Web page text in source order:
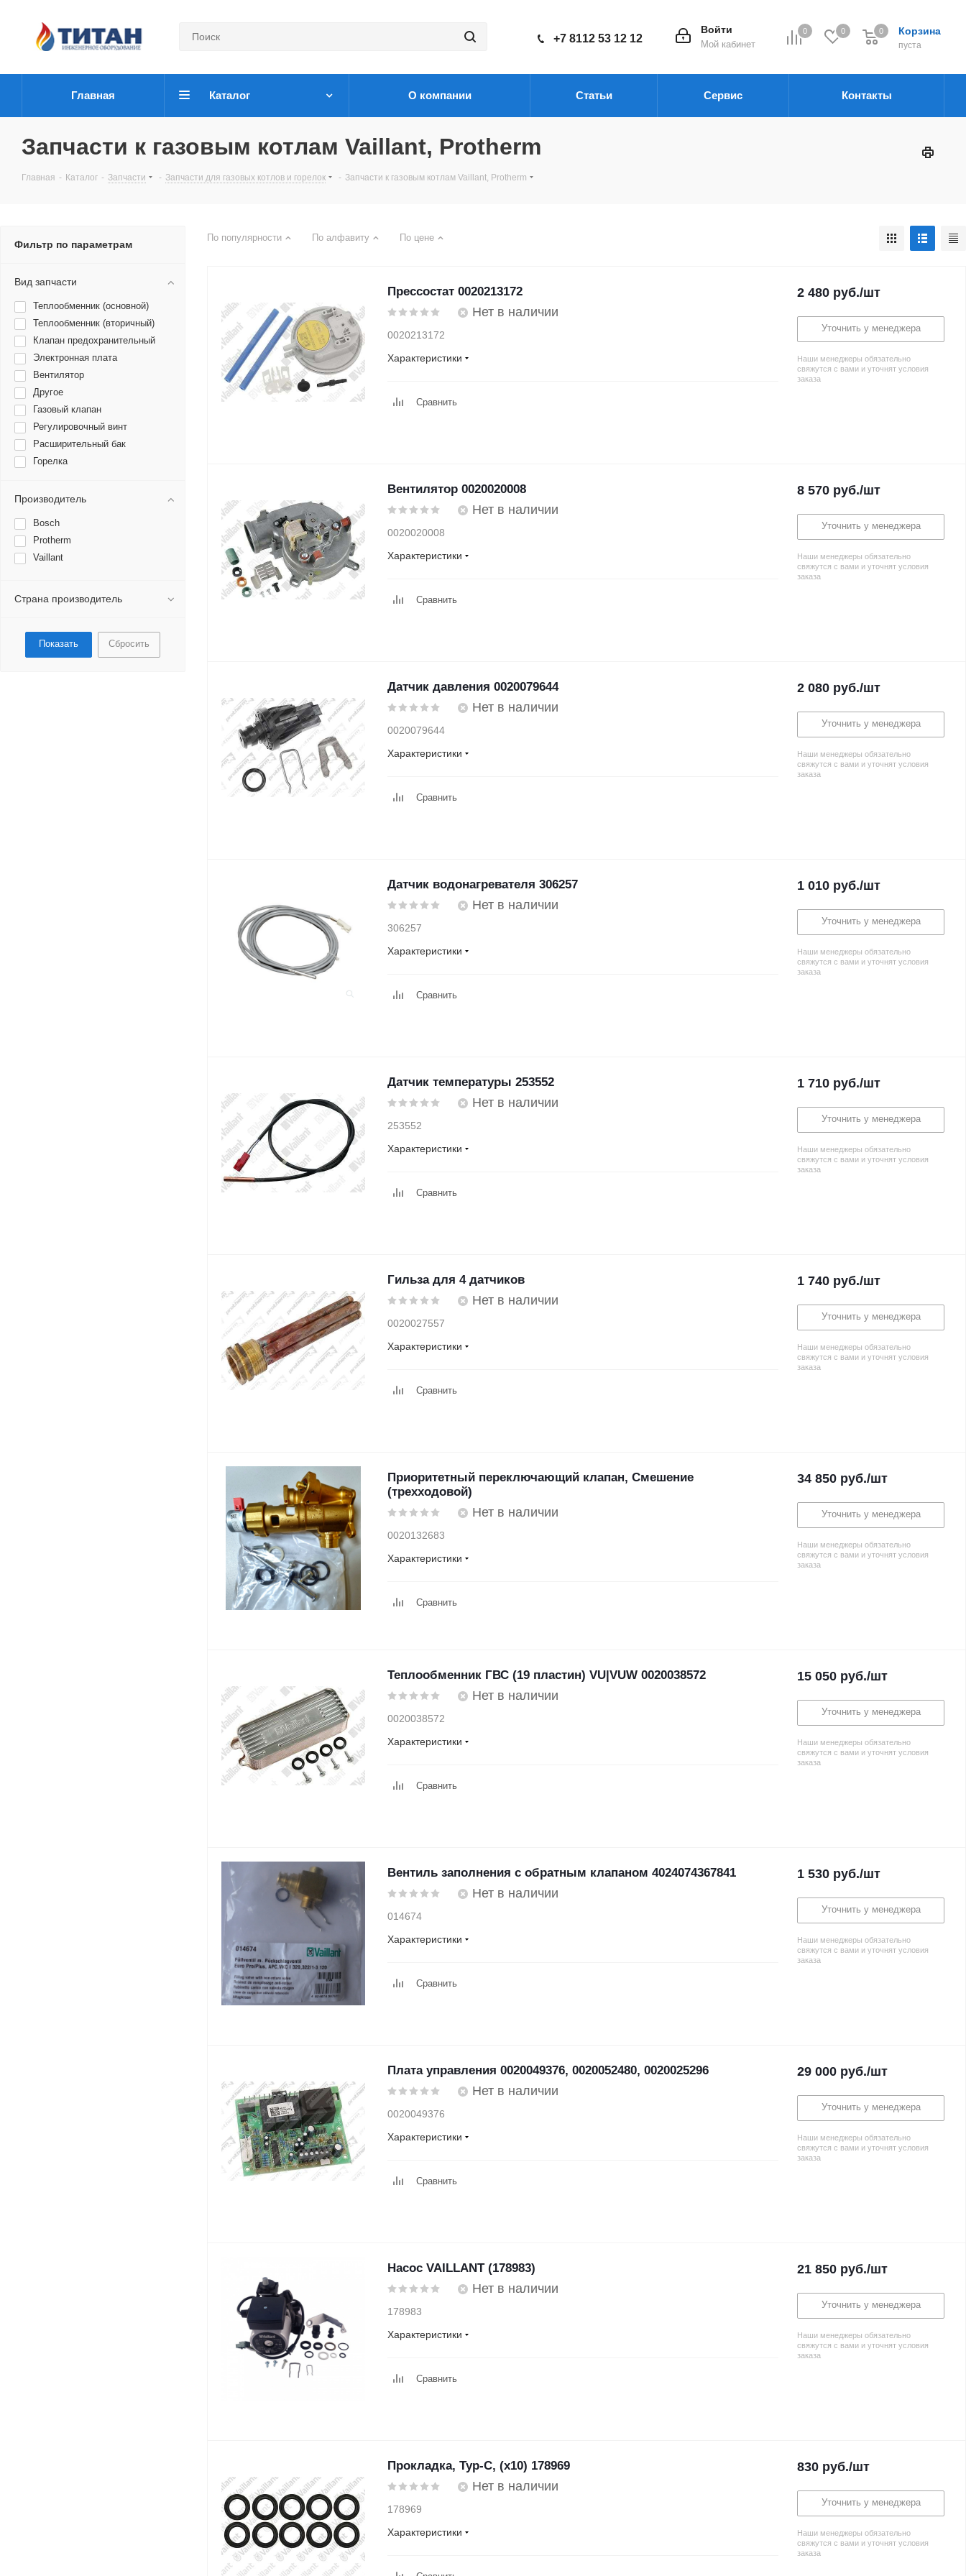
0 0 Корзина
пуста
0
Войти
Мой кабинет
+7 8112 53 12 12
Главная Каталог О компании Статьи Сервис Контакты
Запчасти к газовым котлам Vaillant, Protherm
Главная - Каталог - Запчасти - Запчасти для газовых котлов и горелок - Запчасти к газовым котлам Vaillant, Protherm
По популярности По алфавиту По цене
Прессостат 0020213172
Нет в наличии
0020213172
Характеристики
Сравнить
2 480 руб./шт
Уточнить у менеджера
Наши менеджеры обязательно
свяжутся с вами и уточнят условия
заказа
Вентилятор 0020020008
Нет в наличии
0020020008
Характеристики
Сравнить
8 570 руб./шт
Уточнить у менеджера
Наши менеджеры обязательно
свяжутся с вами и уточнят условия
заказа
Датчик давления 0020079644
Нет в наличии
0020079644
Характеристики
Сравнить
2 080 руб./шт
Уточнить у менеджера
Наши менеджеры обязательно
свяжутся с вами и уточнят условия
заказа
Датчик водонагревателя 306257
Нет в наличии
306257
Характеристики
Сравнить
1 010 руб./шт
Уточнить у менеджера
Наши менеджеры обязательно
свяжутся с вами и уточнят условия
заказа
Датчик температуры 253552
Нет в наличии
253552
Характеристики
Сравнить
1 710 руб./шт
Уточнить у менеджера
Наши менеджеры обязательно
свяжутся с вами и уточнят условия
заказа
Гильза для 4 датчиков
Нет в наличии
0020027557
Характеристики
Сравнить
1 740 руб./шт
Уточнить у менеджера
Наши менеджеры обязательно
свяжутся с вами и уточнят условия
заказа
Приоритетный переключающий клапан, Смешение
(трехходовой)
Нет в наличии
0020132683
Характеристики
Сравнить
34 850 руб./шт
Уточнить у менеджера
Наши менеджеры обязательно
свяжутся с вами и уточнят условия
заказа
Теплообменник ГВС (19 пластин) VU|VUW 0020038572
Нет в наличии
0020038572
Характеристики
Сравнить
15 050 руб./шт
Уточнить у менеджера
Наши менеджеры обязательно
свяжутся с вами и уточнят условия
заказа
Вентиль заполнения с обратным клапаном 4024074367841
Нет в наличии
014674
Характеристики
Сравнить
1 530 руб./шт
Уточнить у менеджера
Наши менеджеры обязательно
свяжутся с вами и уточнят условия
заказа
Плата управления 0020049376, 0020052480, 0020025296
Нет в наличии
0020049376
Характеристики
Сравнить
29 000 руб./шт
Уточнить у менеджера
Наши менеджеры обязательно
свяжутся с вами и уточнят условия
заказа
Насос VAILLANT (178983)
Нет в наличии
178983
Характеристики
Сравнить
21 850 руб./шт
Уточнить у менеджера
Наши менеджеры обязательно
свяжутся с вами и уточнят условия
заказа
Прокладка, Typ-C, (x10) 178969
Нет в наличии
178969
Характеристики
830 руб./шт
Уточнить у менеджера
Наши менеджеры обязательно
свяжутся с вами и уточнят условия
заказа
Фильтр по параметрам
Вид запчасти
Теплообменник (основной)
Теплообменник (вторичный)
Клапан предохранительный
Электронная плата
Вентилятор
Другое
Газовый клапан
Регулировочный винт
Расширительный бак
Горелка
Жиклеры
Насос
Устройство розжига
Датчик протока
Клапан трехходовой
Водяная группа
Трубки, подводки
Производитель
Bosch
Protherm
Vaillant
Страна производитель
Сбросить